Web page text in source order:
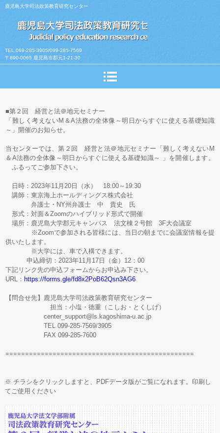
鹿児島大学司法政策教育研究センター
TEL.099-285-3905/099-285-7569
〒890-0065 鹿児島市郡元1-21-30
■第２回 経営と法＠地元セミナー
「難しく考えないM＆A法務の全体像～明日からすぐに使える基礎知識
～」開催のお知らせ。
当センターでは、第２回 経営と法＠地元セミナー「難しく考えないM
＆A法務の全体像～明日からすぐに使える基礎知識～ 」を開催します。
ふるってご参加下さい。
日時：2023年11月20日（水） 18:00～19:30
講師：東京海上ホールディングス株式会社
弁護士・NY州弁護士 中 貴史 氏
形式：対面＆Zoomのハイブリッド形式で開催
場所：鹿児島大学郡元キャンパス 法文棟２号館 3F大会議室
※Zoomで参加される皆様には、当日の朝までに会議室情報を提
供いたします。
※大学には、車で入構できます。
申込締切：2023年11月17日（金）12：00
下記リンク先の申込フォームからお申込み下さい。
URL：https://forms.gle/fd8x2PoB62Qsn3AG6
【問合せ先】鹿児島大学司法政策教育研究センター
担当：小塩・徳重（こしお・とくしげ）
center_support@ls.kagoshima-u.ac.jp
TEL 099-285-7569/3905
FAX 099-285-7600
================================================
※ チラシをクリックしますと、PDFデータ版がご覧になれます。印刷し
てご使用ください